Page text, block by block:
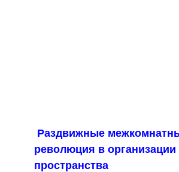
Раздвижные
революция в организации
пространства